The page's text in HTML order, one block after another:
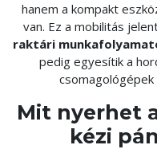
hanem a kompakt
van. Ez a mobilitás
raktári
pedig egyesítik a
Mit nyerhet
kézi